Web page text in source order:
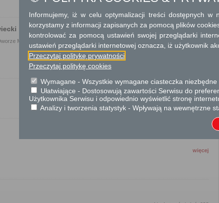
Mazowieckim
więcej
więcej
więcej
Informujemy, iż w celu optymalizacji treści dostępnych w
korzystamy z informacji zapisanych za pomocą plików
kontrolować za pomocą ustawień swojej przeglądarki
ustawień przeglądarki internetowej oznacza, iż użytkownik
Przeczytaj politykę prywatności
Przeczytaj politykę cookies
Wymagane - Wszystkie wymagane ciasteczka
Ułatwiające - Dostosowują zawartości Serwisu do
Użytkownika Serwisu i odpowiednio wyświetlić stronę
Analizy i tworzenia statystyk - Wpływają na wewnętrzne